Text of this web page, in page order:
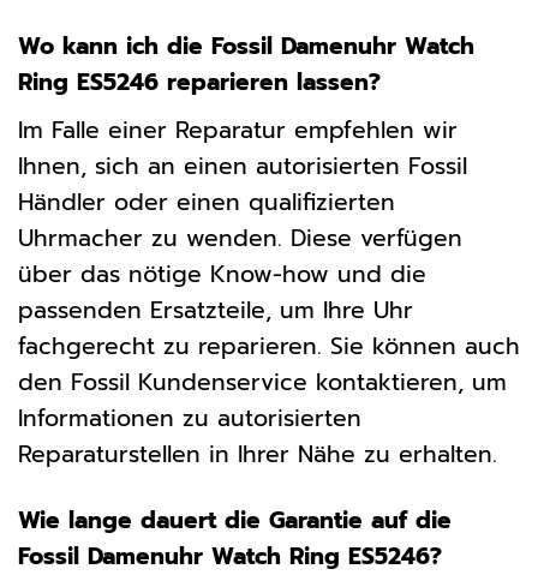
Wo kann ich die Fossil Damenuhr Watch
Ring ES5246 reparieren lassen?
Im Falle einer Reparatur empfehlen wir
Ihnen, sich an einen autorisierten Fossil
Händler oder einen qualifizierten
Uhrmacher zu wenden. Diese verfügen
über das nötige Know-how und die
passenden Ersatzteile, um Ihre Uhr
fachgerecht zu reparieren. Sie können auch
den Fossil Kundenservice kontaktieren, um
Informationen zu autorisierten
Reparaturstellen in Ihrer Nähe zu erhalten.
Wie lange dauert die Garantie auf die
Fossil Damenuhr Watch Ring ES5246?